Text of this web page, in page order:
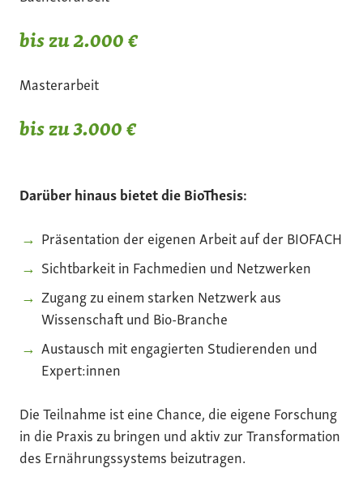
bis zu 2.000 €
Masterarbeit
bis zu 3.000 €
Darüber hinaus bietet die BioThesis:
Präsentation der eigenen Arbeit auf der BIOFACH
Sichtbarkeit in Fachmedien und Netzwerken
Zugang zu einem starken Netzwerk aus
Wissenschaft und Bio-Branche
Austausch mit engagierten Studierenden und
Expert:innen
Die Teilnahme ist eine Chance, die eigene Forschung
in die Praxis zu bringen und aktiv zur Transformation
des Ernährungssystems beizutragen.